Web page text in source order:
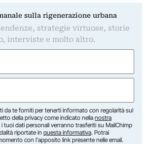
sulla rigenerazione urbana
strategie virtuose, storie
interviste e molto altro.
da te forniti per tenerti informato con regolarità sul
della privacy come indicato nella nostra
tuoi dati personali verranno trasferiti su MailChimp
riportate in questa informativa. Potrai
con l'apposito link presente nelle email.